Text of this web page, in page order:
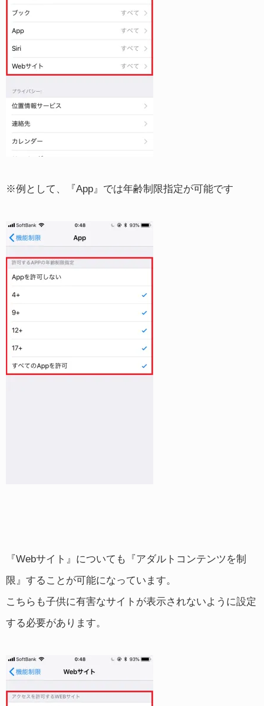
※例として、『App』では年齢制限指定が可能です
『Webサイト』についても『アダルトコンテンツを制
限』することが可能になっています。
こちらも子供に有害なサイトが表示されないように設定
する必要があります。